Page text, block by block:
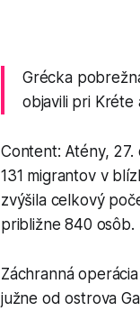
Grécka
objavili pri Kréte
Content: Atény,
131 migrantov v
zvýšila celkový
približne 840 osôb.
Záchranná
južne od ostrova